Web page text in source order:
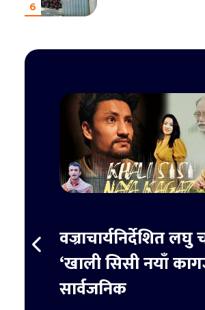
6
वज्राचार्यनिर्देशित लघु
‘खाली सिसी नयाँ
सार्वजनिक